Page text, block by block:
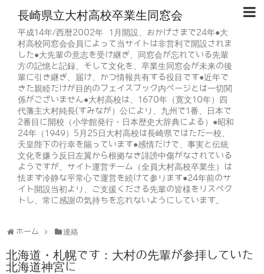
長崎県立大村高校卒業生同窓会
平成14年/西暦2002年 1月開設、おかげさまで24年●大
村高校同窓会会員によって当サイトは非営利で開設されま
した●大先輩の意志を受け継ぎ、同窓会が忘れている先輩
方の記憶と記録、そして文化を、卒業生同窓会が未来の後
輩に引き継ぎ、届け、かつ情報共有する役目です●近年で
きた親睦だけが目的のフェイスブック内ページとは一切関
係がございません●大村高校は、1670年（寛文10年）四
代藩主大村純長(すみなが）公により、九州で1番、日本で
2番目に開校（小学館発行・日本歴史大辞典による）●昭和
24年（1949）5月25日大村高校は長崎県ではただ一校、
天皇陛下の行幸を賜っています●感情だけで、事実と伝統
文化を嫌う反日左翼から根拠なき誹謗中傷がなされている
ようですが、サイト運営チーム（全員大村高校卒業生）は
怯まず冷静な平常心で運営を続けて参ります●24年前のサ
イト開設当初より、ご支援くださる先輩の皆様をリスペク
トし、常に感謝の気持ちを忘れないようにしています。
ホーム 連絡
北海道・札幌です：大村の先輩が参拝していた
北海道神宮に